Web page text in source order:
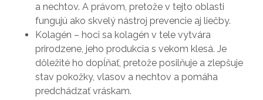
a nechtov. A právom, pretože v tejto oblasti
fungujú ako skvelý nástroj prevencie aj liečby.
Kolagén – hoci sa kolagén v tele vytvára
prirodzene, jeho produkcia s vekom klesá. Je
dôležité ho dopĺňať, pretože posilňuje a zlepšuje
stav pokožky, vlasov a nechtov a pomáha
predchádzať vráskam.